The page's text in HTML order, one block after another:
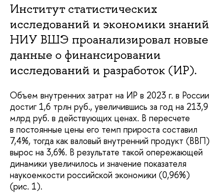
Институт статистических
исследований и экономики знаний
НИУ ВШЭ проанализировал новые
данные о финансировании
исследований и разработок (ИР).
Объем внутренних затрат на ИР в 2023 г. в России
достиг 1,6 трлн руб., увеличившись за год на 213,9
млрд руб. в действующих ценах. В пересчете
в постоянные цены его темп прироста составил
7,4%, тогда как валовый внутренний продукт (ВВП)
вырос на 3,6%. В результате такой опережающей
динамики увеличилось и значение показателя
наукоемкости российской экономики (0,96%)
(рис. 1).